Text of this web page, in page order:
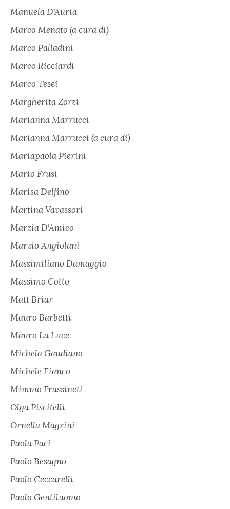
Manuela D'Auria
Marco Menato (a cura di)
Marco Palladini
Marco Ricciardi
Marco Tesei
Margherita Zorzi
Marianna Marrucci
Marianna Marrucci (a cura di)
Mariapaola Pierini
Mario Frusi
Marisa Delfino
Martina Vavassori
Marzia D'Amico
Marzio Angiolani
Massimiliano Damaggio
Massimo Cotto
Matt Briar
Mauro Barbetti
Mauro La Luce
Michela Gaudiano
Michele Fianco
Mimmo Frassineti
Olga Piscitelli
Ornella Magrini
Paola Paci
Paolo Besagno
Paolo Ceccarelli
Paolo Gentiluomo